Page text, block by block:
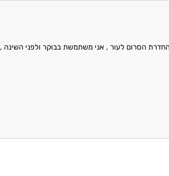
הסרום לעור , אני משתמשת בבוקר ולפני השינה ,